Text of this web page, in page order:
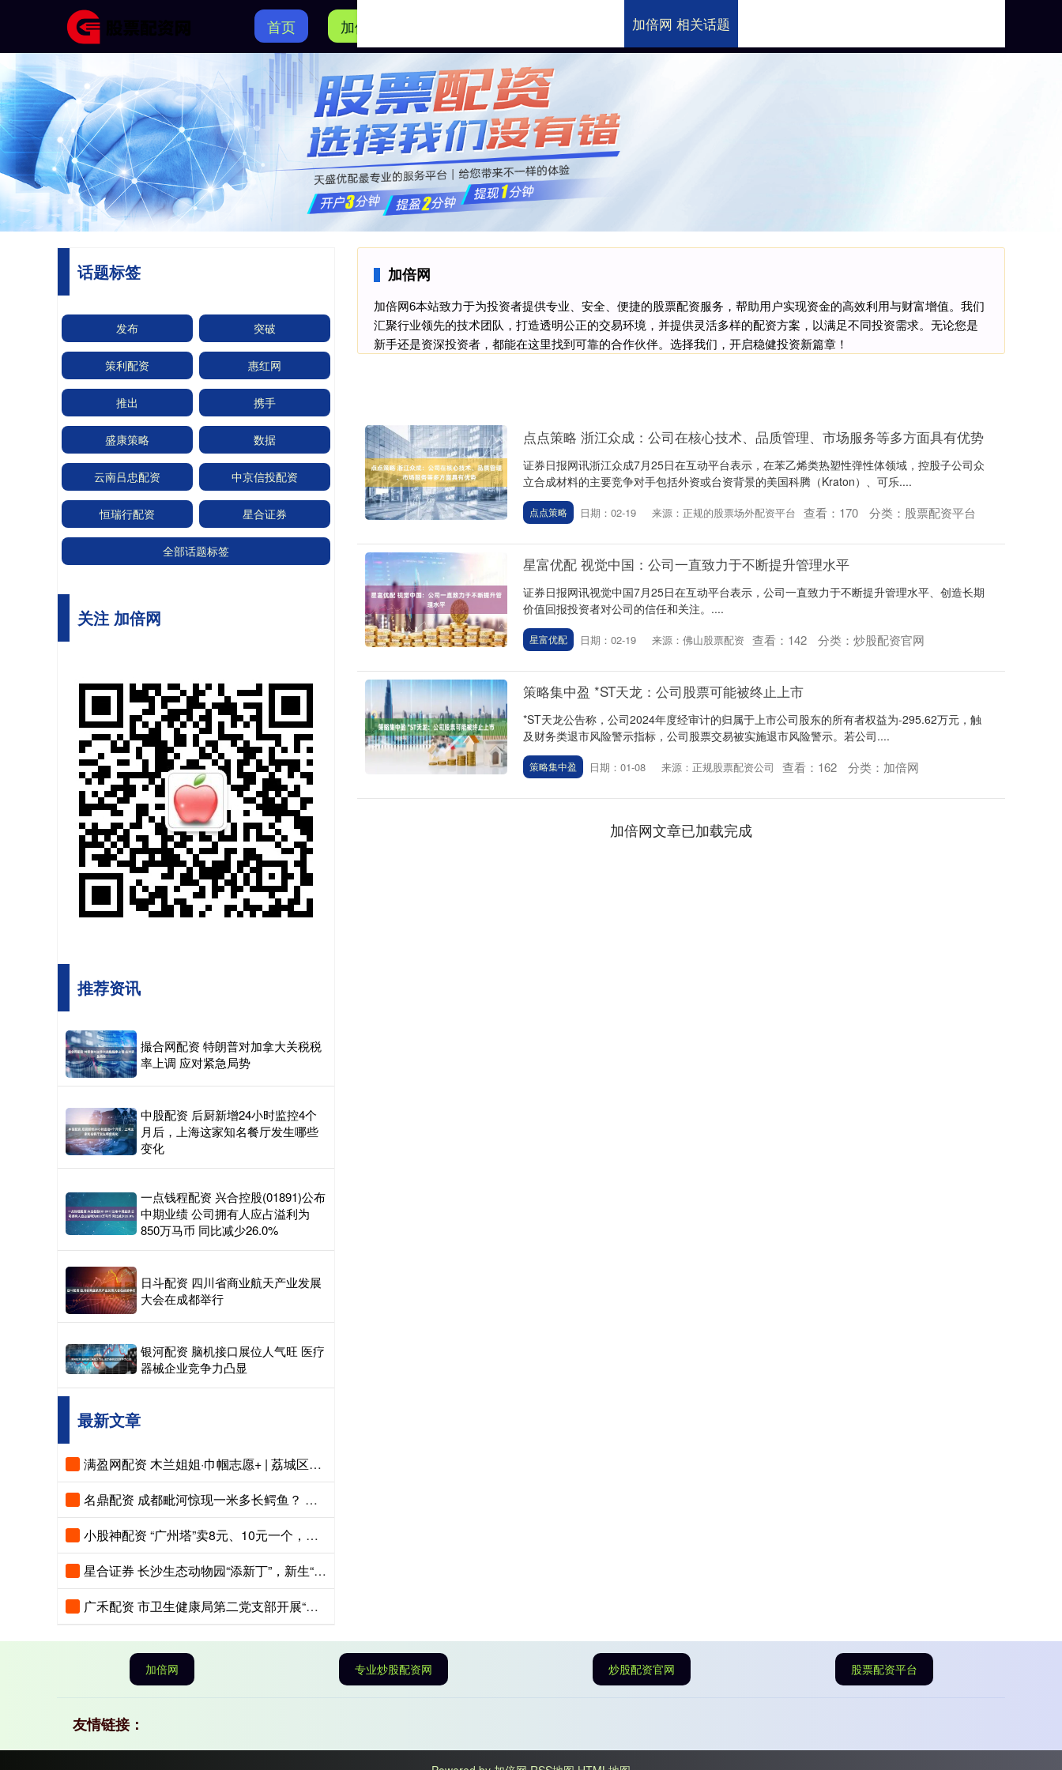
首页 加倍网 炒股配资官网 股票配资平台
加倍网
加倍网6本站致力于为投资者提供专业、安全、便捷的股票配资服务，帮助用户实现资金的高效利用与财富增值。我们
汇聚行业领先的技术团队，打造透明公正的交易环境，并提供灵活多样的配资方案，以满足不同投资需求。无论您是
新手还是资深投资者，都能在这里找到可靠的合作伙伴。选择我们，开启稳健投资新篇章！
加倍网 相关话题
点点策略 浙江众成：公司在核心技术、品质管理、市场服务等多方面具有优势
证券日报网讯浙江众成7月25日在互动平台表示，在苯乙烯类热塑性弹性体领域，控股子公司众
立合成材料的主要竞争对手包括外资或台资背景的美国科腾（Kraton）、可乐....
点点策略 日期：02-19 来源：正规的股票场外配资平台 查看： 170 分类： 股票配资平台
星富优配 视觉中国：公司一直致力于不断提升管理水平
证券日报网讯视觉中国7月25日在互动平台表示，公司一直致力于不断提升管理水平、创造长期
价值回报投资者对公司的信任和关注。....
星富优配 日期：02-19 来源：佛山股票配资 查看： 142 分类： 炒股配资官网
策略集中盈 *ST天龙：公司股票可能被终止上市
*ST天龙公告称，公司2024年度经审计的归属于上市公司股东的所有者权益为-295.62万元，触
及财务类退市风险警示指标，公司股票交易被实施退市风险警示。若公司....
策略集中盈 日期：01-08 来源：正规股票配资公司 查看： 162 分类： 加倍网
加倍网文章已加载完成
话题标签
发布 突破
策利配资 惠红网
推出 携手
盛康策略 数据
云南吕忠配资 中京信投配资
恒瑞行配资 星合证券
全部话题标签
关注 加倍网
推荐资讯
撮合网配资 特朗普对加拿大关税税
率上调 应对紧急局势
中股配资 后厨新增24小时监控4个
月后，上海这家知名餐厅发生哪些
变化
一点钱程配资 兴合控股(01891)公布
中期业绩 公司拥有人应占溢利为
850万马币 同比减少26.0%
日斗配资 四川省商业航天产业发展
大会在成都举行
银河配资 脑机接口展位人气旺 医疗
器械企业竞争力凸显
最新文章
满盈网配资 木兰姐姐·巾帼志愿+ | 荔城区开展“巾帼聚力 守护碧水”志愿服务活动
名鼎配资 成都毗河惊现一米多长鳄鱼？ 专家回应：大概率是野外入侵物种 市民发现应及时报告
小股神配资 “广州塔”卖8元、10元一个，被告上法庭，判了
星合证券 长沙生态动物园“添新丁”，新生“河马宝宝”黏妈妈害羞超治愈
广禾配资 市卫生健康局第二党支部开展“文明城市创建暨人居环境整治行动”主题党日活动
加倍网 专业炒股配资网 炒股配资官网 股票配资平台
友情链接：